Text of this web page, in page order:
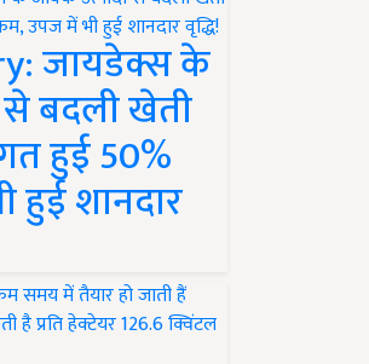
जायडेक्स के
से बदली खेती
हुई 50%
शानदार